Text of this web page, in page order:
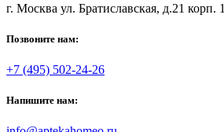
г. Москва ул. Братиславская, д.21 корп. 1
Позвоните нам:
+7 (495) 502-24-26
Напишите нам: